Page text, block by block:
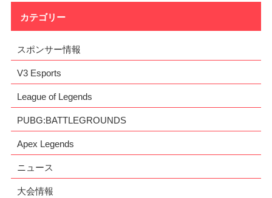
カテゴリー
スポンサー情報
V3 Esports
League of Legends
PUBG:BATTLEGROUNDS
Apex Legends
ニュース
大会情報